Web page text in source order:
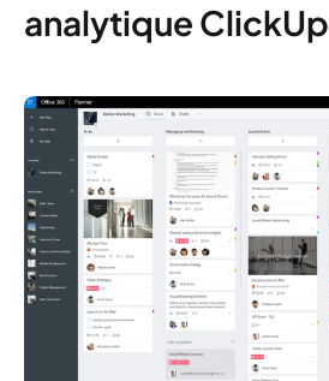
analytique ClickUp